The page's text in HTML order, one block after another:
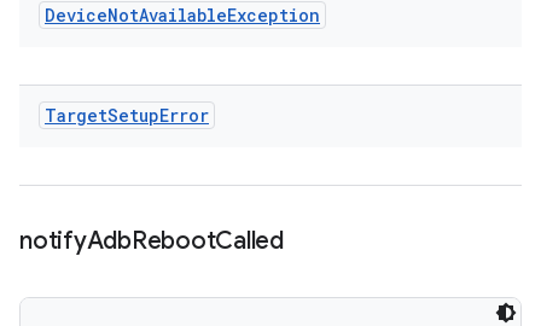
DeviceNotAvailableException
TargetSetupError
notifyAdbRebootCalled